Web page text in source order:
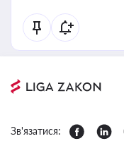
Зв'язатися: